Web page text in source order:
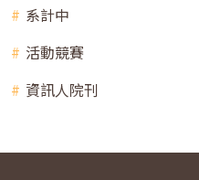
系計中
活動競賽
資訊人院刊